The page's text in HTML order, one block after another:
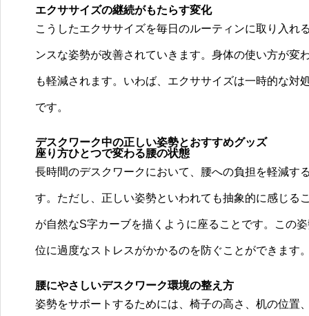
エクササイズの継続がもたらす変化
こうしたエクササイズを毎日のルーティンに取り入
ンスな姿勢が改善されていきます。身体の使い方が
も軽減されます。いわば、エクササイズは一時的な
です。
デスクワーク中の正しい姿勢とおすすめグッズ
座り方ひとつで変わる腰の状態
長時間のデスクワークにおいて、腰への負担を軽減す
す。ただし、正しい姿勢といわれても抽象的に感じる
が自然なS字カーブを描くように座ることです。この
位に過度なストレスがかかるのを防ぐことができます
腰にやさしいデスクワーク環境の整え方
姿勢をサポートするためには、椅子の高さ、机の位置